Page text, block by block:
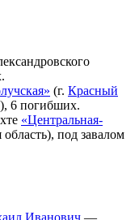
(г. Красный
6 погибших.
«Центральная-
под завалом